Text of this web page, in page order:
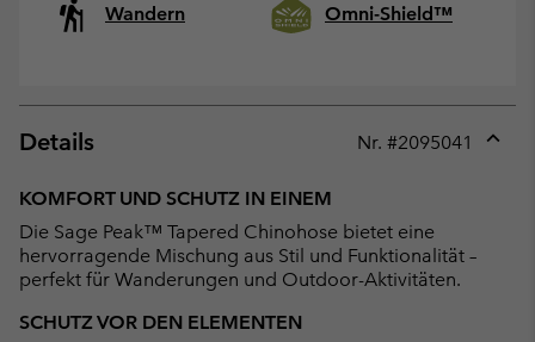
Wandern Omni-Shield™
Details Nr. #2095041
KOMFORT UND SCHUTZ IN EINEM
Die Sage Peak™ Tapered Chinohose bietet eine
hervorragende Mischung aus Stil und Funktionalität –
perfekt für Wanderungen und Outdoor-Aktivitäten.
SCHUTZ VOR DEN ELEMENTEN